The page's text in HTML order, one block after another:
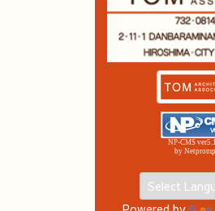
NP-CMS
by